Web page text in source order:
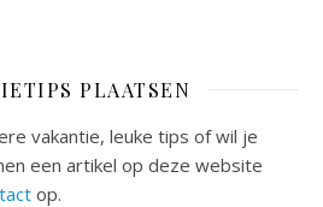
PLAATSEN
vakantie, leuke tips of wil je
een artikel op deze website
op.